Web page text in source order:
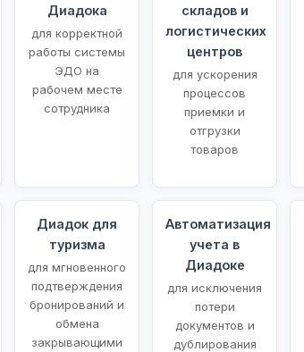
Диадока
для корректной
работы системы
ЭДО на
рабочем месте
сотрудника
складов и
логистических
центров
для ускорения
процессов
приемки и
отгрузки
товаров
Диадок для
туризма
для мгновенного
подтверждения
бронирований и
обмена
закрывающими
Автоматизация
учета в
Диадоке
для исключения
потери
документов и
дублирования